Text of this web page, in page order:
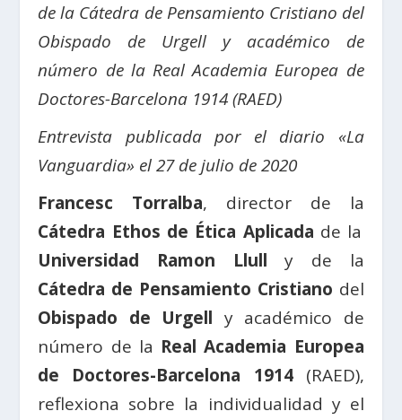
de la Cátedra de Pensamiento Cristiano del
Obispado de Urgell y académico de
número de la Real Academia Europea de
Doctores-Barcelona 1914 (RAED)
Entrevista publicada por el diario «La
Vanguardia» el 27 de julio de 2020
Francesc Torralba, director de la
Cátedra Ethos de Ética Aplicada de la
Universidad Ramon Llull y de la
Cátedra de Pensamiento Cristiano del
Obispado de Urgell y académico de
número de la Real Academia Europea
de Doctores-Barcelona 1914(RAED),
reflexiona sobre la individualidad y el